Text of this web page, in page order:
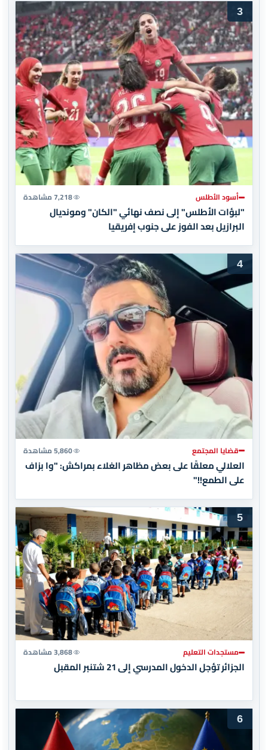
3
أسود الأطلس 7,218 مشاهدة
"لبؤات الأطلس" إلى نصف نهائي "الكان" ومونديال
البرازيل بعد الفوز على جنوب إفريقيا
4
قضايا المجتمع 5,860 مشاهدة
العلالي معلقًا على بعض مظاهر الغلاء بمراكش: "وا بزاف
على الطمع!!"
5
مستجدات التعليم 3,868 مشاهدة
الجزائر تؤجل الدخول المدرسي إلى 21 شتنبر المقبل
6